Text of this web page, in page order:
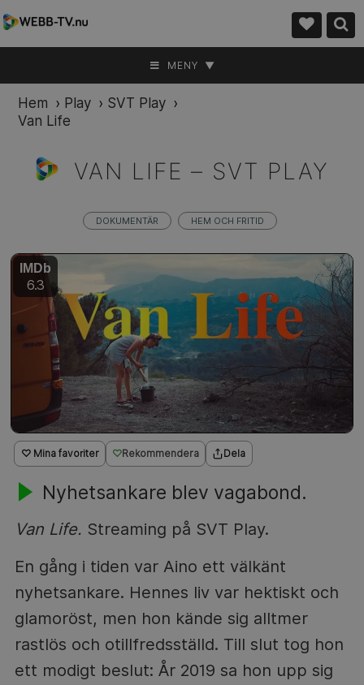
MENY ▼
Hem › Play › SVT Play ›
Van Life
VAN LIFE – SVT PLAY
♡ Mina favoriter Rekommendera Dela
Nyhetsankare blev vagabond.
Van Life. Streaming på SVT Play.
En gång i tiden var Aino ett välkänt
nyhetsankare. Hennes liv var hektiskt och
glamoröst, men hon kände sig alltmer
rastlös och otillfredsställd. Till slut tog hon
ett modigt beslut: År 2019 sa hon upp sig
DOKUMENTÄR HEM OCH FRITID
IMDb
6.3